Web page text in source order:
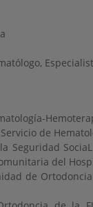
de
Seguridad
del
de